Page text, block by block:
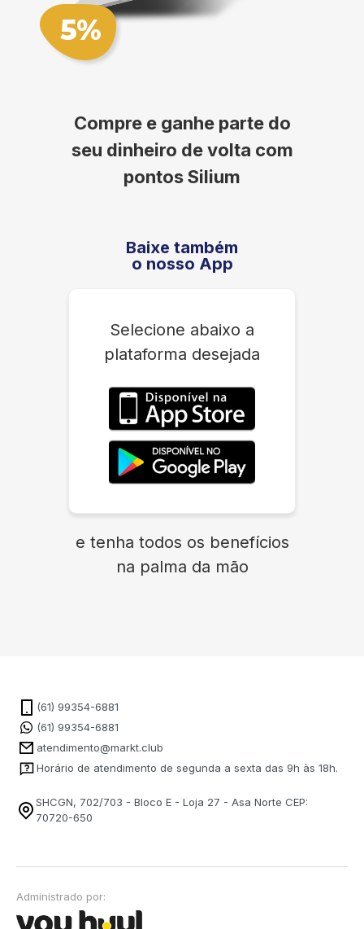
Compre e ganhe parte do
seu dinheiro de volta com
pontos Silium
Baixe também
o nosso App
e tenha todos os benefícios
na palma da mão
Selecione abaixo a
plataforma desejada
(61) 99354-6881
(61) 99354-6881
atendimento@markt.club
Horário de atendimento de segunda a sexta das 9h às 18h.
SHCGN, 702/703 - Bloco E - Loja 27 - Asa Norte CEP:
70720-650
Administrado por: